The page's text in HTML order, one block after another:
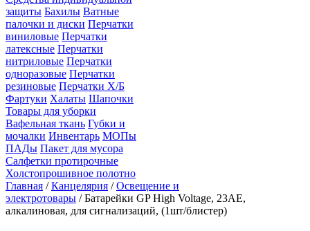
защиты Бахилы Ватные
палочки и диски Перчатки
виниловые Перчатки
латексные Перчатки
нитриловые Перчатки
одноразовые Перчатки
резиновые Перчатки Х/Б
Фартуки Халаты Шапочки
Товары для уборки
Вафельная ткань Губки и
мочалки Инвентарь МОПы
ПАДы Пакет для мусора
Салфетки протирочные
Холстопрошивное полотно
Главная /Канцелярия /Освещение и
электротовары / Батарейки GP High Voltage, 23AE,
алкалиновая, для сигнализаций, (1шт/блистер)